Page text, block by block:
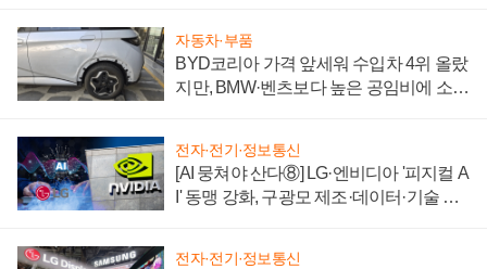
자동차·부품
BYD코리아 가격 앞세워 수입차 4위 올랐
지만, BMW·벤츠보다 높은 공임비에 소비
전자·전기·정보통신
[AI 뭉쳐야 산다⑧] LG·엔비디아 '피지컬 A
I' 동맹 강화, 구광모 제조·데이터·기술 결
전자·전기·정보통신